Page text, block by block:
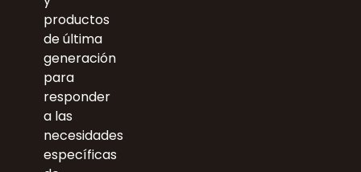
productos
de última
generación
para
responder
a las
necesidades
específicas